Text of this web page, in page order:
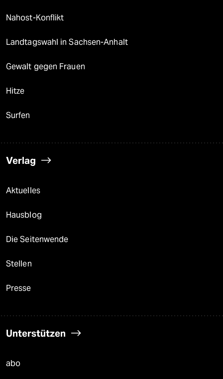
Nahost-Konflikt
Landtagswahl in Sachsen-Anhalt
Gewalt gegen Frauen
Hitze
Surfen
Verlag
Aktuelles
Hausblog
Die Seitenwende
Stellen
Presse
Unterstützen
abo